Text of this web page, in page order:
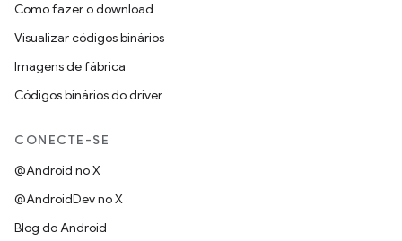
Como fazer o download
Visualizar códigos binários
Imagens de fábrica
Códigos binários do driver
CONECTE-SE
@Android no X
@AndroidDev no X
Blog do Android